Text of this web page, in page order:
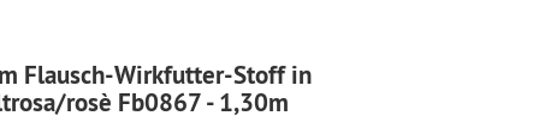
Flausch-Wirkfutter-Stoff in
rosè Fb0867 - 1,30m